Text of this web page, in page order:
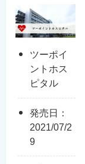
ツーポイ
ントホス
ピタル
発売日：
2021/07/2
9